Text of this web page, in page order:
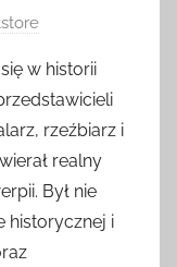
w historii
rzeźbiarz i
realny
Był nie
historycznej i